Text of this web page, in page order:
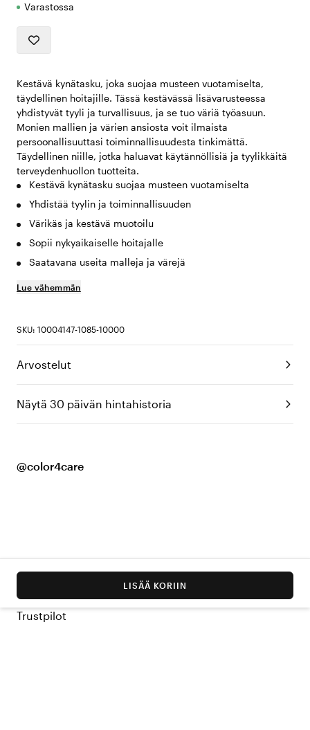
Varastossa
Kestävä kynätasku, joka suojaa musteen vuotamiselta,
täydellinen hoitajille. Tässä kestävässä lisävarusteessa
yhdistyvät tyyli ja turvallisuus, ja se tuo väriä työasuun.
Monien mallien ja värien ansiosta voit ilmaista
persoonallisuuttasi toiminnallisuudesta tinkimättä.
Täydellinen niille, jotka haluavat käytännöllisiä ja tyylikkäitä
terveydenhuollon tuotteita.
Kestävä kynätasku suojaa musteen vuotamiselta
Yhdistää tyylin ja toiminnallisuuden
Värikäs ja kestävä muotoilu
Sopii nykyaikaiselle hoitajalle
Saatavana useita malleja ja värejä
Lue vähemmän
SKU: 10004147-1085-10000
Arvostelut
Näytä 30 päivän hintahistoria
@color4care
LISÄÄ KORIIN
Trustpilot